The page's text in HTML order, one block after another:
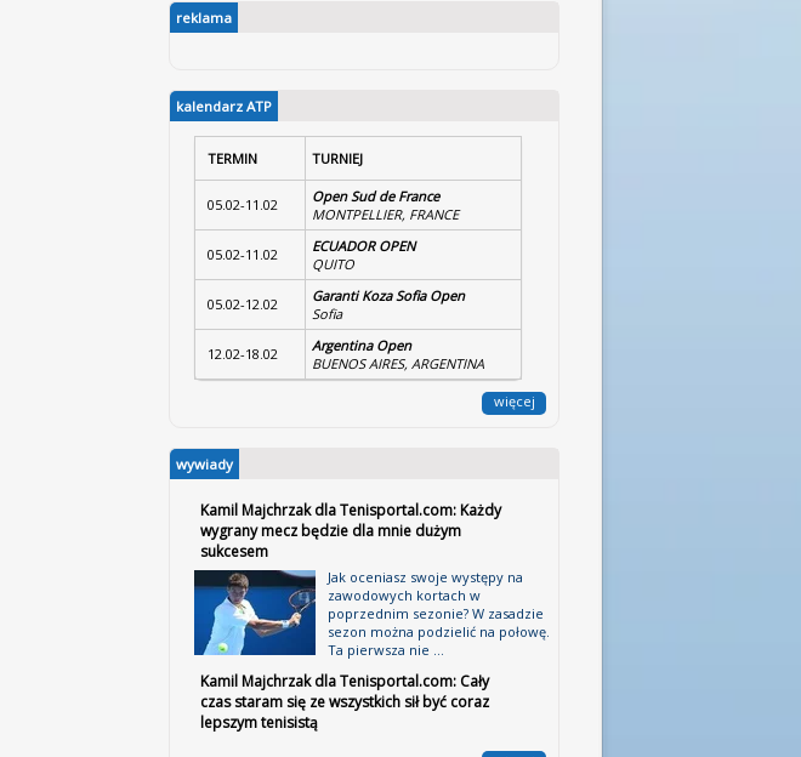
reklama
kalendarz ATP
TERMIN TURNIEJ
05.02-11.02
Open Sud de France
MONTPELLIER, FRANCE
05.02-11.02
ECUADOR OPEN
QUITO
05.02-12.02
Garanti Koza Sofia Open
Sofia
12.02-18.02
Argentina Open
BUENOS AIRES, ARGENTINA
więcej
wywiady
Kamil Majchrzak dla Tenisportal.com: Każdy
wygrany mecz będzie dla mnie dużym
sukcesem
Jak oceniasz swoje występy na
zawodowych kortach w
poprzednim sezonie? W zasadzie
sezon można podzielić na połowę.
Ta pierwsza nie ...
Kamil Majchrzak dla Tenisportal.com: Cały
czas staram się ze wszystkich sił być coraz
lepszym tenisistą